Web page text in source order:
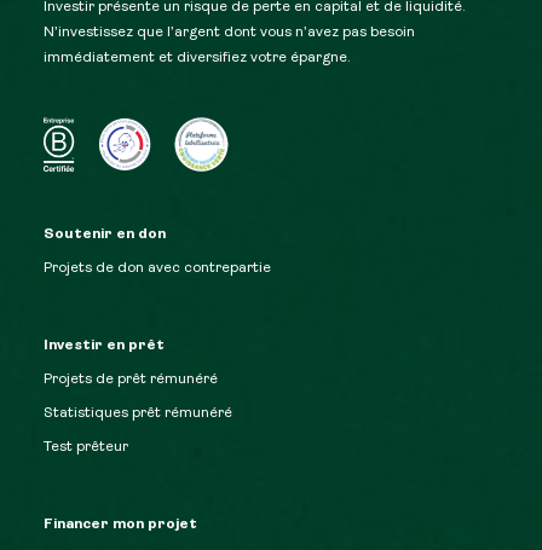
Investir présente un risque de perte en capital et de liquidité.
N’investissez que l’argent dont vous n’avez pas besoin
immédiatement et diversifiez votre épargne.
Soutenir en don
Projets de don avec contrepartie
Investir en prêt
Projets de prêt rémunéré
Statistiques prêt rémunéré
Test prêteur
Financer mon projet